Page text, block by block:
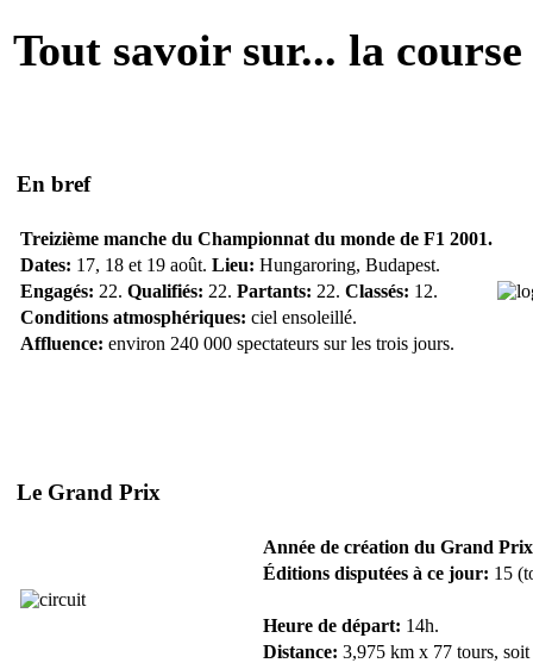
Tout savoir sur... la course
En bref
Treizième manche du Championnat du monde de F1 2001.
Dates: 17, 18 et 19 août. Lieu: Hungaroring, Budapest.
Engagés: 22. Qualifiés: 22. Partants: 22. Classés: 12.
Conditions atmosphériques: ciel ensoleillé.
Affluence: environ 240 000 spectateurs sur les trois jours.
Le Grand Prix
Année de création du Grand
Éditions disputées à ce jour: 15
Heure de départ: 14h.
Distance: 3,975 km x 77 tours,